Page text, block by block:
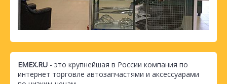
EMEX.RU - это крупнейшая в России компания по
интернет торговле автозапчастями и аксессуарами